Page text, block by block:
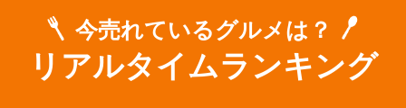
今売れているグルメは？
リアルタイムランキング